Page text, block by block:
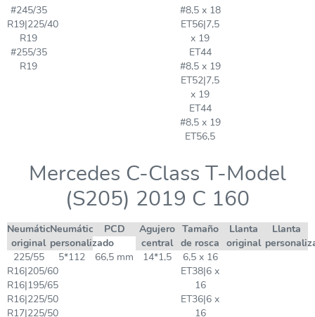
#245/35
R19|225/40
R19
#255/35
R19
#8,5 x 18
ET56|7,5
x 19
ET44
#8,5 x 19
ET52|7,5
x 19
ET44
#8,5 x 19
ET56,5
Mercedes C-Class T-Model
(S205) 2019 C 160
Neumático
original
Neumático
personalizado
PCD
Agujero
central
Tamaño
de rosca
Llanta
original
Llanta
225/55
R16|205/60
R16|195/65
R16|225/50
R17|225/50
5*112 66,5 mm 14*1,5
6,5 x 16
ET38|6 x
16
ET36|6 x
16